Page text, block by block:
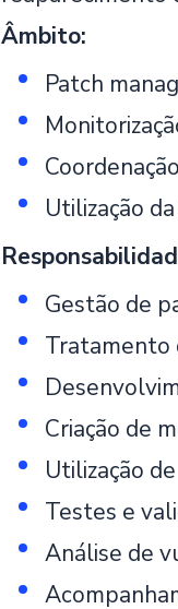
Âmbito:
Patch
Utilização
Gestão de
Tratamento
Criação de
Utilização
Testes e
Análise de